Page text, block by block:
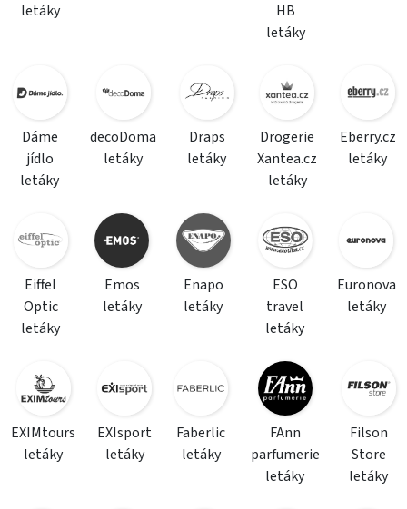
letáky
HB
letáky
Dáme
jídlo
letáky
decoDoma
letáky
Draps
letáky
Drogerie
Xantea.cz
letáky
Eberry.cz
letáky
Eiffel
Optic
letáky
Emos
letáky
Enapo
letáky
ESO
travel
letáky
Euronova
letáky
EXIMtours
letáky
EXIsport
letáky
Faberlic
letáky
FAnn
parfumerie
letáky
Filson
Store
letáky